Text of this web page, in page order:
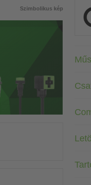
Szimbolikus kép